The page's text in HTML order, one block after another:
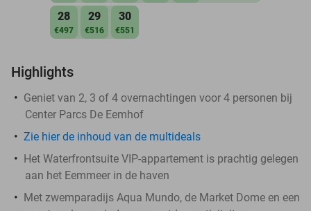
28
€497
29
€516
30
€551
Highlights
Geniet van 2, 3 of 4 overnachtingen voor 4 personen bij
Center Parcs De Eemhof
Zie hier de inhoud van de multideals
Het Waterfrontsuite VIP-appartement is prachtig gelegen
aan het Eemmeer in de haven
Met zwemparadijs Aqua Mundo, de Market Dome en een